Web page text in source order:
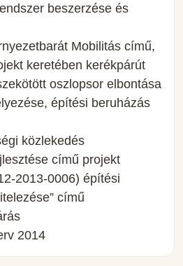
beszerzése és
Mobilitás című,
keretében kerékpárút
oszlopsor elbontása
építési beruházás
közlekedés
című projekt
2013-0006) építési
című
2014